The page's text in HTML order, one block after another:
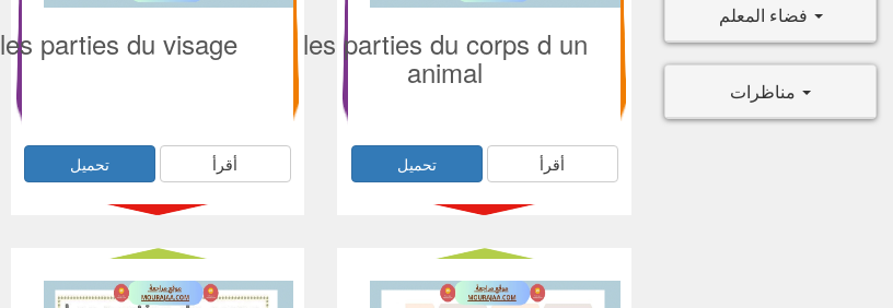
les parties du visage
أقرأ تحميل
les parties du corps d un
animal
أقرأ تحميل
فضاء المعلم
مناظرات